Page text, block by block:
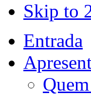
Skip to
Entrada